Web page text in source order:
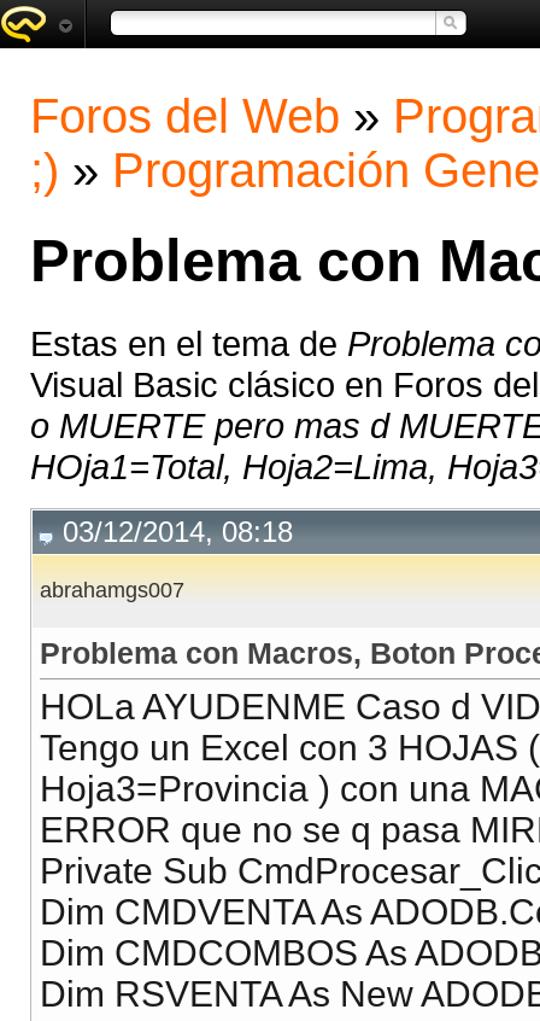
Foros del Web »
;) » Programación
Problema con
Estas en el tema de Problema
Visual Basic clásico en Foros
o MUERTE pero mas d
HOja1=Total, Hoja2=Lima,
03/12/2014, 08:18
abrahamgs007
Problema con Macros, Boton
HOLa AYUDENME Caso d
Tengo un Excel con 3 HOJAS
Hoja3=Provincia ) con una
ERROR que no se q pasa
Private Sub
Dim CMDVENTA As
Dim CMDCOMBOS As
Dim RSVENTA As New